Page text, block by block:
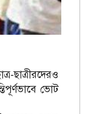
ছাত্রীরদেরও
ভোট